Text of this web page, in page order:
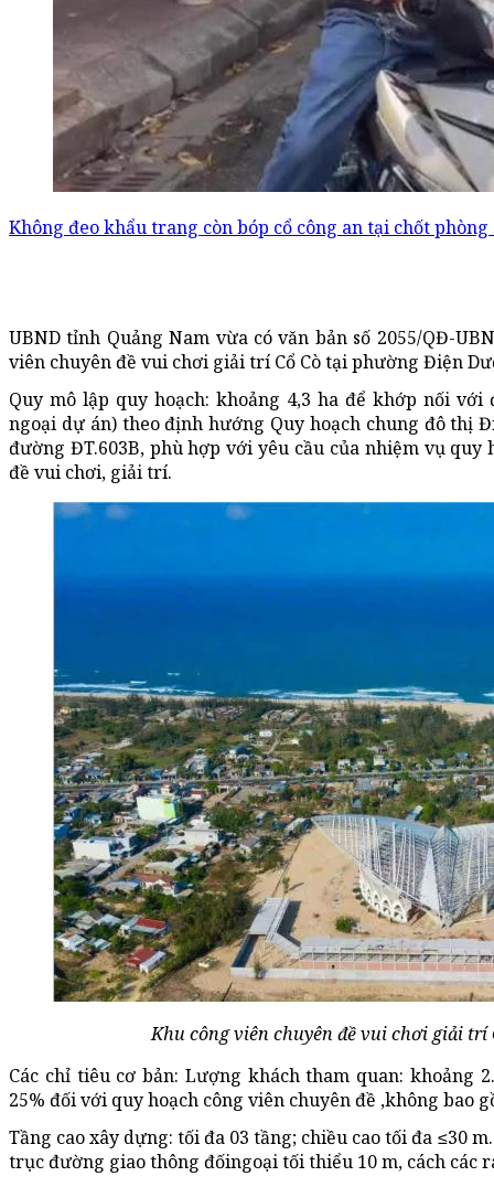
Không đeo khẩu trang còn bóp cổ công an tại chốt
UBND tỉnh Quảng Nam vừa có văn bản số 2055/QĐ-
viên chuyên đề vui chơi giải trí Cổ Cò tại phường Điện
Quy mô lập quy hoạch: khoảng 4,3 ha để khớp nối
ngoại dự án) theo định hướng Quy hoạch chung đô thị
đường ĐT.603B, phù hợp với yêu cầu của nhiệm vụ quy
đề vui chơi, giải trí.
Khu công viên chuyên đề vui chơi giải trí
Các chỉ tiêu cơ bản: Lượng khách tham quan: khoảng
25% đối với quy hoạch công viên chuyên đề ,không bao
Tầng cao xây dựng: tối đa 03 tầng; chiều cao tối đa ≤30
trục đường giao thông đốingoại tối thiểu 10 m, cách các